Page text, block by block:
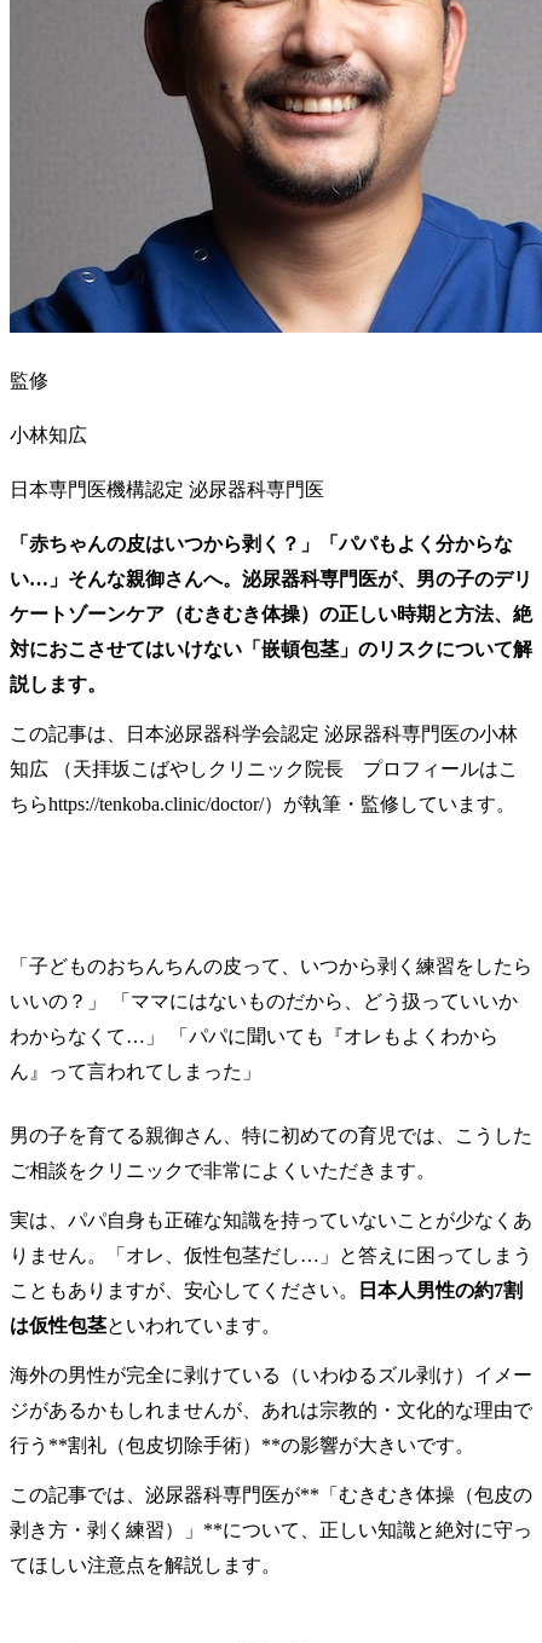
監修
小林知広
日本専門医機構認定 泌尿器科専門医
「赤ちゃんの皮はいつから剥く？」「パパもよく分からな
い…」そんな親御さんへ。泌尿器科専門医が、男の子のデリ
ケートゾーンケア（むきむき体操）の正しい時期と方法、絶
対におこさせてはいけない「嵌頓包茎」のリスクについて解
説します。
この記事は、日本泌尿器科学会認定 泌尿器科専門医の小林
知広 （天拝坂こばやしクリニック院長 プロフィールはこ
ちらhttps://tenkoba.clinic/doctor/）が執筆・監修しています。
「子どものおちんちんの皮って、いつから剥く練習をしたら
いいの？」 「ママにはないものだから、どう扱っていいか
わからなくて…」 「パパに聞いても『オレもよくわから
ん』って言われてしまった」
男の子を育てる親御さん、特に初めての育児では、こうした
ご相談をクリニックで非常によくいただきます。
実は、パパ自身も正確な知識を持っていないことが少なくあ
りません。「オレ、仮性包茎だし…」と答えに困ってしまう
こともありますが、安心してください。
日本人男性の約7割
は仮性包茎といわれています。
海外の男性が完全に剥けている（いわゆるズル剥け）イメー
ジがあるかもしれませんが、あれは宗教的・文化的な理由で
行う**割礼（包皮切除手術）**の影響が大きいです。
この記事では、泌尿器科専門医が**「むきむき体操（包皮の
剥き方・剥く練習）」**について、正しい知識と絶対に守っ
てほしい注意点を解説します。